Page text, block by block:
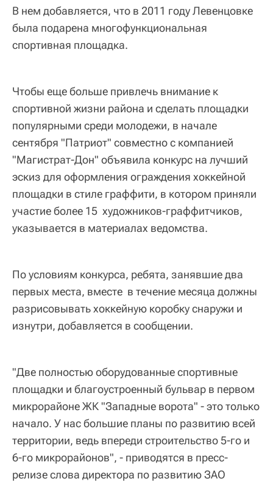
В нем добавляется, что в 2011 году Левенцовке
была подарена многофункциональная
спортивная площадка.
Чтобы еще больше привлечь внимание к
спортивной жизни района и сделать площадки
популярными среди молодежи, в начале
сентября "Патриот" совместно с компанией
"Магистрат-Дон" объявила конкурс на лучший
эскиз для оформления ограждения хоккейной
площадки в стиле граффити, в котором приняли
участие более 15 художников-граффитчиков,
указывается в материалах ведомства.
По условиям конкурса, ребята, занявшие два
первых места, вместе в течение месяца должны
разрисовывать хоккейную коробку снаружи и
изнутри, добавляется в сообщении.
"Две полностью оборудованные спортивные
площадки и благоустроенный бульвар в первом
микрорайоне ЖК "Западные ворота" - это только
начало. У нас большие планы по развитию всей
территории, ведь впереди строительство 5-го и
6-го микрорайонов", - приводятся в пресс-
релизе слова директора по развитию ЗАО